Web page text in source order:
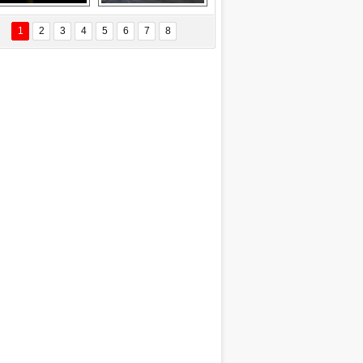
ÖZYANIK
Değişti?
Delta uçağına
yıldırım çarptı
Ford Focus RS
(2015)
1 2 3 4 5 6 7 8